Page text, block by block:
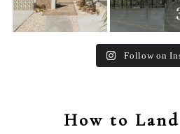
Follow on
How to